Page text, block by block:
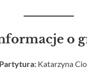
o
Katarzyna